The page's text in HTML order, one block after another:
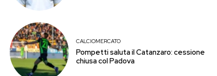
CALCIOMERCATO
Pompetti saluta il Catanzaro: cessione
chiusa col Padova